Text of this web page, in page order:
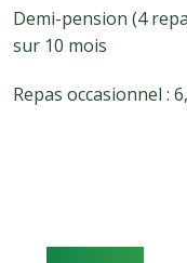
Demi-pension (4
sur 10 mois
Repas occasionnel :